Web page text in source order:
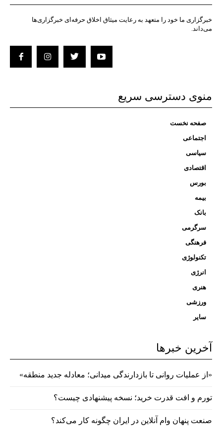
خبرگزاری ما خود را متعهد به رعایت میثاق اخلاق حرفه‌ای خبرگزاری‌ها
می‌داند.
منوی دسترسی سریع
صفحه نخست
اجتماعی
سیاسی
اقتصادی
بورس
بیمه
بانک
سرگرمی
فرهنگی
تکنولوژی
انرژی
هنری
ورزشی
سایر
آخرین خبرها
«از عملیات روانی تا بازدارندگی میدانی؛ معادله جدید منطقه»
تورم و افت قدرت خرید؛ نسخه پیشنهادی چیست؟
صنعت پنهان وام آنلاین در ایران چگونه کار می‌کند؟